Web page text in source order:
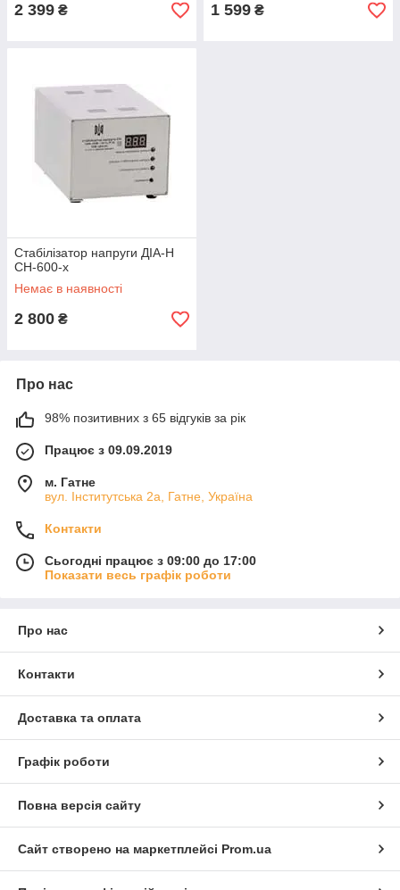
2 399 ₴ 1 599 ₴
Стабілізатор напруги ДІА-Н
СН-600-х
Немає в наявності
2 800 ₴
Про нас
98% позитивних з 65 відгуків за рік
Працює з 09.09.2019
м. Гатне
вул. Інститутська 2а, Гатне, Україна
Контакти
Сьогодні працює з 09:00 до 17:00
Показати весь графік роботи
Про нас
Контакти
Доставка та оплата
Графік роботи
Повна версія сайту
Сайт створено на маркетплейсі Prom.ua